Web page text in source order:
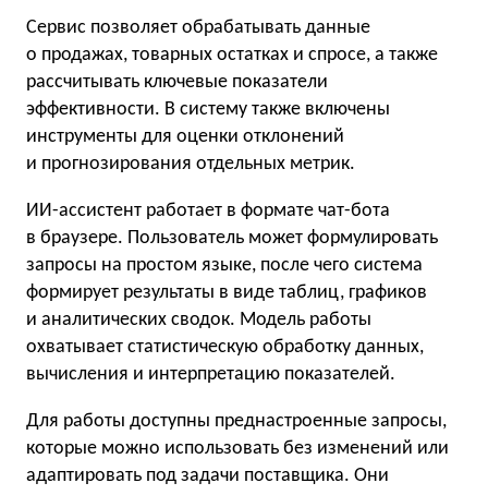
Сервис позволяет обрабатывать данные
о продажах, товарных остатках и спросе, а также
рассчитывать ключевые показатели
эффективности. В систему также включены
инструменты для оценки отклонений
и прогнозирования отдельных метрик.
ИИ-ассистент работает в формате чат-бота
в браузере. Пользователь может формулировать
запросы на простом языке, после чего система
формирует результаты в виде таблиц, графиков
и аналитических сводок. Модель работы
охватывает статистическую обработку данных,
вычисления и интерпретацию показателей.
Для работы доступны преднастроенные запросы,
которые можно использовать без изменений или
адаптировать под задачи поставщика. Они